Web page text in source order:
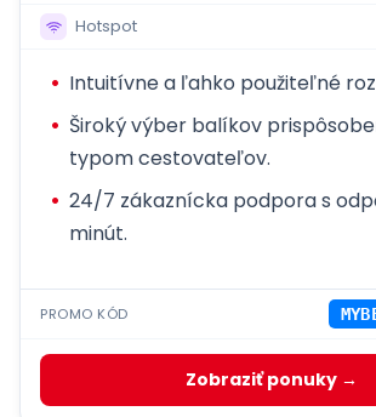
Hotspot
Intuitívne a ľahko použiteľné
Široký výber balíkov
typom cestovateľov.
24/7 zákaznícka podpora s
minút.
PROMO KÓD
Zobraziť ponuky →